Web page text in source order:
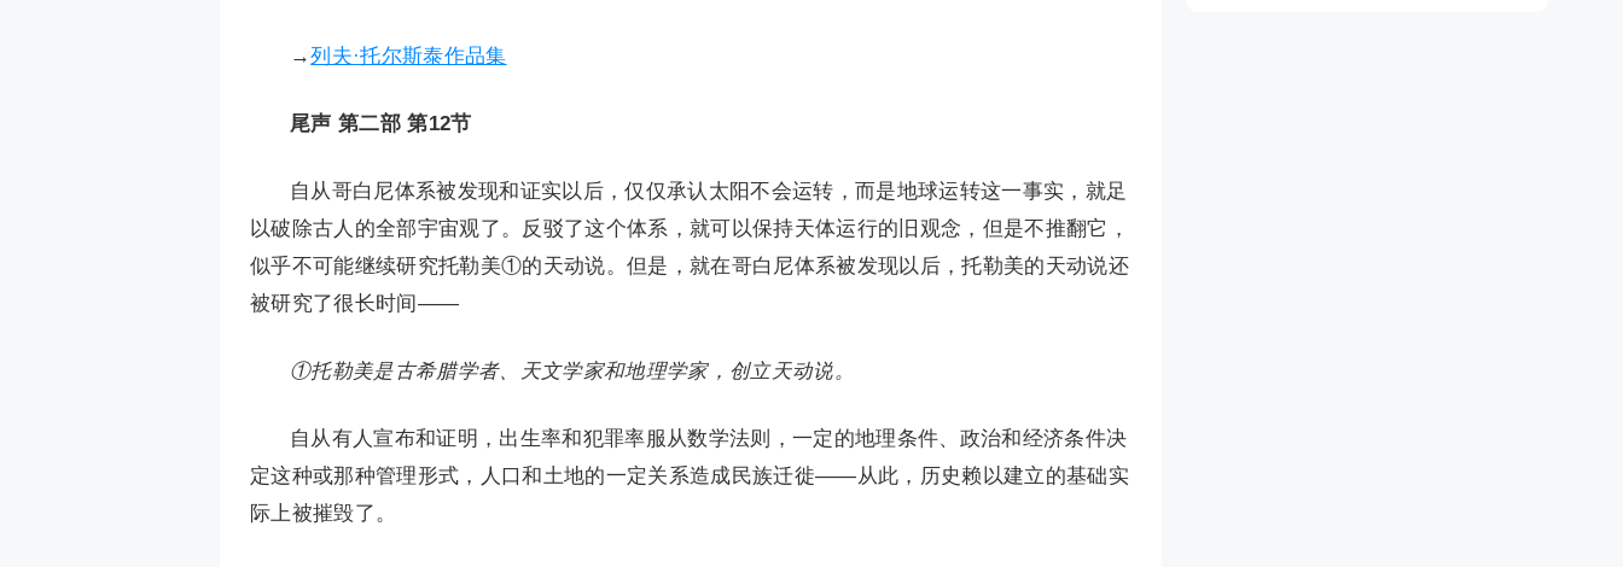
→列夫·托尔斯泰作品集
尾声 第二部 第12节
自从哥白尼体系被发现和证实以后，仅仅承认太阳不会运转，而是地球运转这一事实，就足
以破除古人的全部宇宙观了。反驳了这个体系，就可以保持天体运行的旧观念，但是不推翻它，
似乎不可能继续研究托勒美①的天动说。但是，就在哥白尼体系被发现以后，托勒美的天动说还
被研究了很长时间——
①托勒美是古希腊学者、天文学家和地理学家，创立天动说。
自从有人宣布和证明，出生率和犯罪率服从数学法则，一定的地理条件、政治和经济条件决
定这种或那种管理形式，人口和土地的一定关系造成民族迁徙——从此，历史赖以建立的基础实
际上被摧毁了。